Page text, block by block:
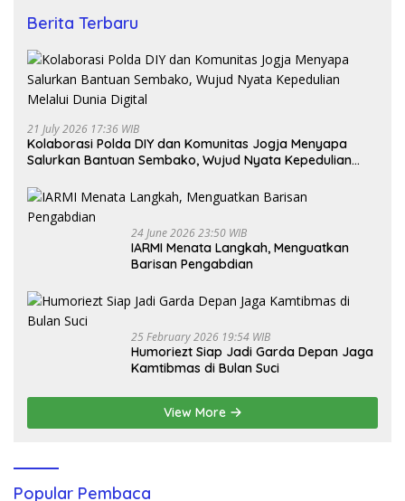
Berita Terbaru
21 July 2026 17:36 WIB
Kolaborasi Polda DIY dan Komunitas Jogja Menyapa
Salurkan Bantuan Sembako, Wujud Nyata Kepedulian
24 June 2026 23:50 WIB
IARMI Menata Langkah, Menguatkan
Barisan Pengabdian
25 February 2026 19:54 WIB
Humoriezt Siap Jadi Garda Depan Jaga
Kamtibmas di Bulan Suci
View More
Popular Pembaca